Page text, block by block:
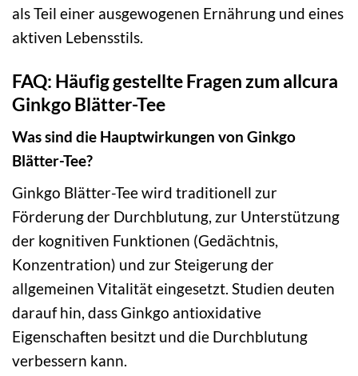
als Teil einer ausgewogenen Ernährung und eines
aktiven Lebensstils.
FAQ: Häufig gestellte Fragen zum allcura
Ginkgo Blätter-Tee
Was sind die Hauptwirkungen von Ginkgo
Blätter-Tee?
Ginkgo Blätter-Tee wird traditionell zur
Förderung der Durchblutung, zur Unterstützung
der kognitiven Funktionen (Gedächtnis,
Konzentration) und zur Steigerung der
allgemeinen Vitalität eingesetzt. Studien deuten
darauf hin, dass Ginkgo antioxidative
Eigenschaften besitzt und die Durchblutung
verbessern kann.